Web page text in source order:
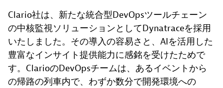
Clario社は、新たな統合型DevOpsツールチェーン
の中核監視ソリューションとしてDynatraceを採用
いたしました。その導入の容易さと、AIを活用した
豊富なインサイト提供能力に感銘を受けたためで
す。ClarioのDevOpsチームは、あるイベントから
の帰路の列車内で、わずか数分で開発環境への